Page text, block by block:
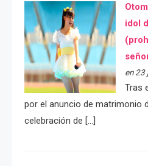
idol
en 23
Tras
por el anuncio de matrimonio
celebración de […]